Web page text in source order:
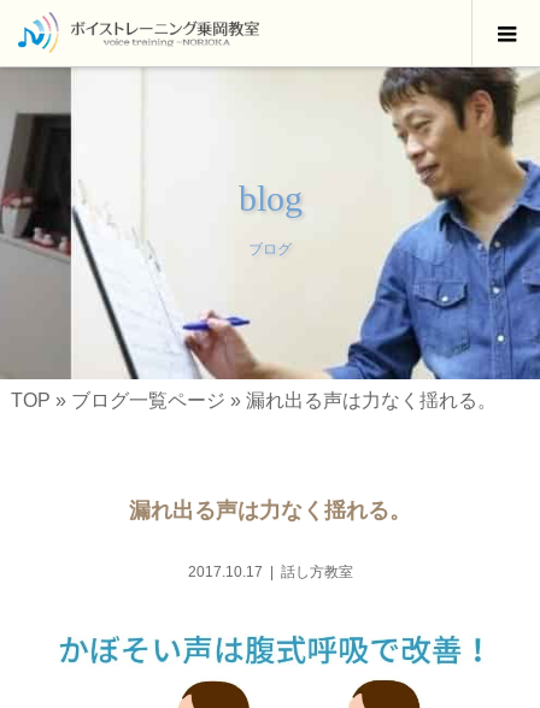
blog
ブログ
TOP » ブログ一覧ページ » 漏れ出る声は力なく揺れる。
漏れ出る声は力なく揺れる。
2017.10.17 話し方教室